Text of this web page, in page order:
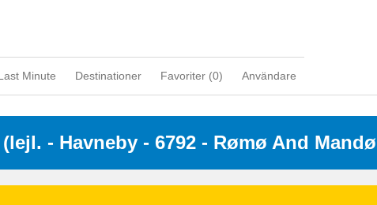
Minute Destinationer Favoriter (0) Användare
(lejl. - Havneby - 6792 - Rømø And Mandø